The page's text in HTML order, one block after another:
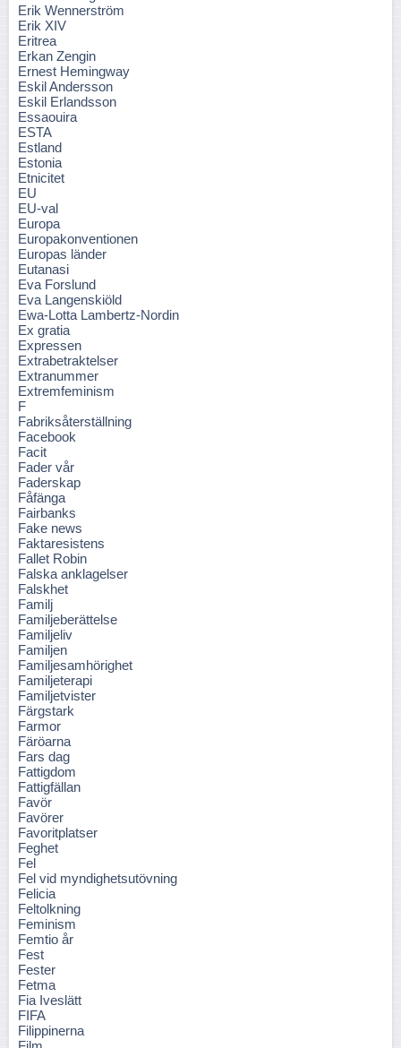
Erik Wennerström
Erik XIV
Eritrea
Erkan Zengin
Ernest Hemingway
Eskil Andersson
Eskil Erlandsson
Essaouira
ESTA
Estland
Estonia
Etnicitet
EU
EU-val
Europa
Europakonventionen
Europas länder
Eutanasi
Eva Forslund
Eva Langenskiöld
Ewa-Lotta Lambertz-Nordin
Ex gratia
Expressen
Extrabetraktelser
Extranummer
Extremfeminism
F
Fabriksåterställning
Facebook
Facit
Fader vår
Faderskap
Fåfänga
Fairbanks
Fake news
Faktaresistens
Fallet Robin
Falska anklagelser
Falskhet
Familj
Familjeberättelse
Familjeliv
Familjen
Familjesamhörighet
Familjeterapi
Familjetvister
Färgstark
Farmor
Färöarna
Fars dag
Fattigdom
Fattigfällan
Favör
Favörer
Favoritplatser
Feghet
Fel
Fel vid myndighetsutövning
Felicia
Feltolkning
Feminism
Femtio år
Fest
Fester
Fetma
Fia Iveslätt
FIFA
Filippinerna